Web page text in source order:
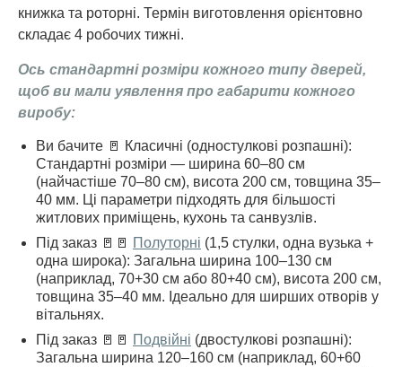
книжка та роторні. Термін виготовлення орієнтовно
складає 4 робочих тижні.
Ось стандартні розміри кожного типу дверей,
щоб ви мали уявлення про габарити кожного
виробу:
Ви бачите 🚪 Класичні (одностулкові розпашні):
Стандартні розміри — ширина 60–80 см
(найчастіше 70–80 см), висота 200 см, товщина 35–
40 мм. Ці параметри підходять для більшості
житлових приміщень, кухонь та санвузлів.
Під заказ 🚪🚪 Полуторні (1,5 стулки, одна вузька +
одна широка): Загальна ширина 100–130 см
(наприклад, 70+30 см або 80+40 см), висота 200 см,
товщина 35–40 мм. Ідеально для ширших отворів у
вітальнях.
Під заказ 🚪🚪 Подвійні (двостулкові розпашні):
Загальна ширина 120–160 см (наприклад, 60+60